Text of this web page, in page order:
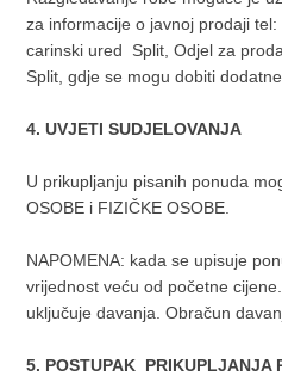
za informacije o javnoj prodaji
carinski ured Split, Odjel za
Split, gdje se mogu dobiti
4. UVJETI SUDJELOVANJA
U prikupljanju pisanih ponuda
OSOBE i FIZIČKE OSOBE.
NAPOMENA: kada se upisuje
vrijednost veću od početne
uključuje davanja. Obračun
5. POSTUPAK PRIKUPLJANJA